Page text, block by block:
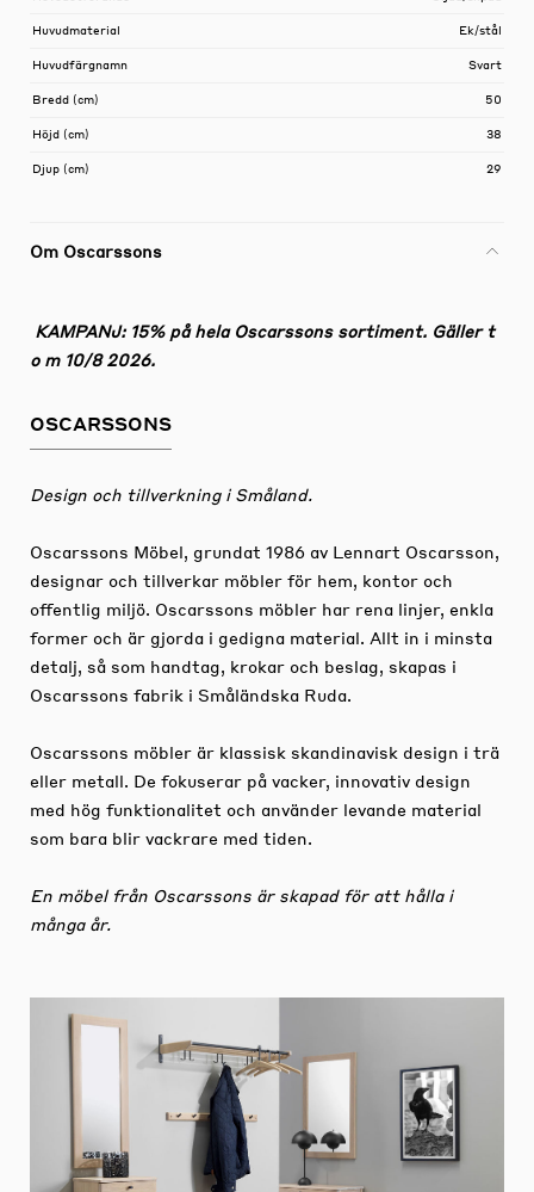
Huvudmaterial Ek/stål
Huvudfärgnamn Svart
Bredd (cm) 50
Höjd (cm) 38
Djup (cm) 29
Om Oscarssons
KAMPANJ: 15% på hela Oscarssons sortiment. Gäller t
o m 10/8 2026.
OSCARSSONS
Design och tillverkning i Småland.
Oscarssons Möbel, grundat 1986 av Lennart Oscarsson,
designar och tillverkar möbler för hem, kontor och
offentlig miljö. Oscarssons möbler har rena linjer, enkla
former och är gjorda i gedigna material. Allt in i minsta
detalj, så som handtag, krokar och beslag, skapas i
Oscarssons fabrik i Småländska Ruda.
Oscarssons möbler är klassisk skandinavisk design i trä
eller metall. De fokuserar på vacker, innovativ design
med hög funktionalitet och använder levande material
som bara blir vackrare med tiden.
En möbel från Oscarssons är skapad för att hålla i
många år.